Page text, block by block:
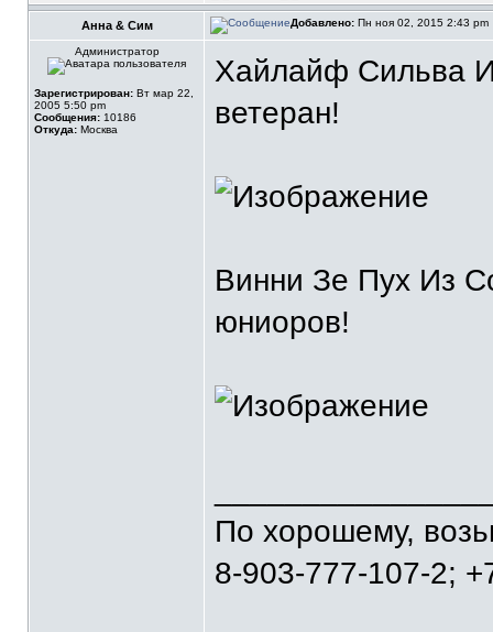
Анна & Сим Добавлено: Пн ноя 02, 2015 2:43 pm
Администратор
Зарегистрирован: Вт мар 22,
2005 5:50 pm
Сообщения: 10186
Откуда: Москва
Хайлайф Сильва
ветеран!
Винни Зе Пух Из
юниоров!
По хорошему,
8-903-777-107-2;